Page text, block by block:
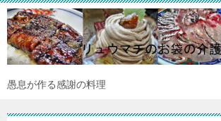
愚息が作る感謝の料理